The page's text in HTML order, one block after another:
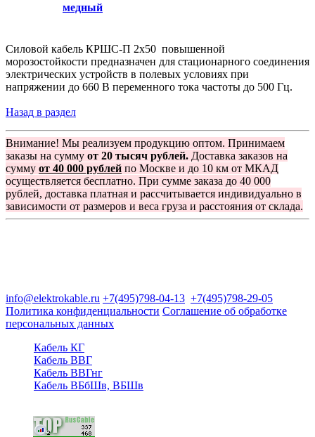
медный
Силовой кабель КРШС-П 2x50 повышенной
морозостойкости предназначен для стационарного соединения
электрических устройств в полевых условиях при
напряжении до 660 В переменного тока частоты до 500 Гц.
Назад в раздел
Внимание! Мы реализуем продукцию оптом. Принимаем
заказы на сумму от 20 тысяч рублей. Доставка заказов на
сумму от 40 000 рублей по Москве и до 10 км от МКАД
осуществляется бесплатно. При сумме заказа до 40 000
рублей, доставка платная и рассчитывается индивидуально в
зависимости от размеров и веса груза и расстояния от склада.
info@elektrokable.ru +7(495)798-04-13 +7(495)798-29-05
Политика конфиденциальности Соглашение об обработке
персональных данных
Кабель КГ
Кабель ВВГ
Кабель ВВГнг
Кабель ВБбШв, ВБШв